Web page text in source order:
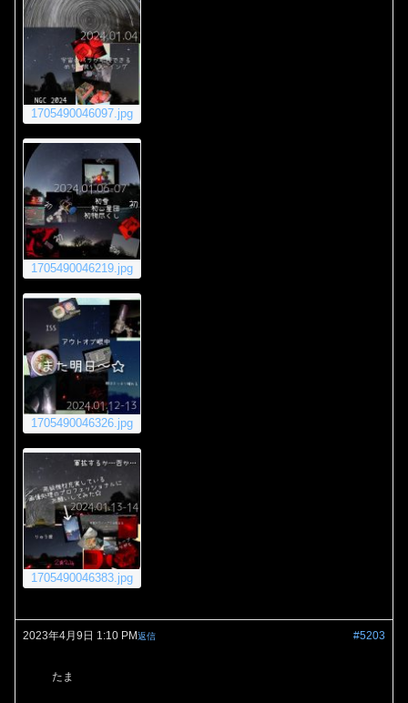
1705490046097.jpg
1705490046219.jpg
1705490046326.jpg
1705490046383.jpg
2023年4月9日 1:10 PM #5203
返信
たま